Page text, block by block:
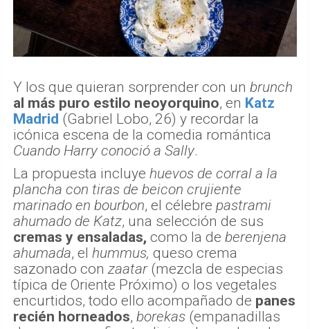
Y los que quieran sorprender con un brunch
al más puro estilo neoyorquino, en Katz
Madrid (Gabriel Lobo, 26) y recordar la
icónica escena de la comedia romántica
Cuando Harry conoció a Sally.
La propuesta incluye huevos de corral a la
plancha con tiras de beicon crujiente
marinado en bourbon, el célebre pastrami
ahumado de Katz, una selección de sus
cremas y ensaladas, como la de berenjena
ahumada, el hummus, queso crema
sazonado con zaatar(mezcla de especias
típica de Oriente Próximo) o los vegetales
encurtidos, todo ello acompañado de panes
recién horneados, borekas (empanadillas